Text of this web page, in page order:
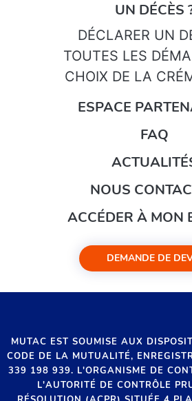
UN DÉCÈS
DÉCLARER UN
TOUTES LES
CHOIX DE LA
ESPACE
FAQ
NOUS
ACCÉDER À MON
DEMANDE DE
MUTAC EST SOUMISE AUX
CODE DE LA MUTUALITÉ,
339 198 939. L'ORGANISME DE
L'AUTORITÉ DE CONTRÔLE